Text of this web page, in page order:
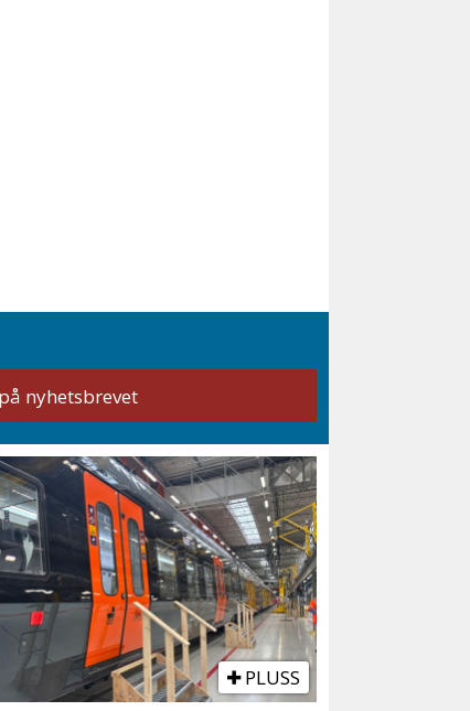
PLUSS